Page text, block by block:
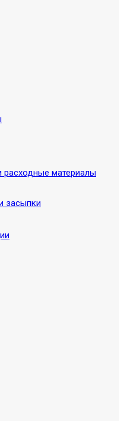
расходные материалы
засыпки